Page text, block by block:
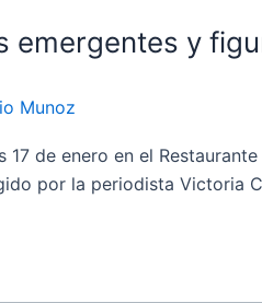
y
Munoz
de enero en el
por la periodista Victoria